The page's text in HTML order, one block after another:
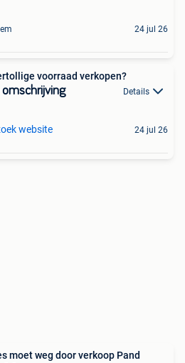
24 jul 26
voorraad verkopen?
omschrijving Details
website 24 jul 26
moet weg door verkoop Pand